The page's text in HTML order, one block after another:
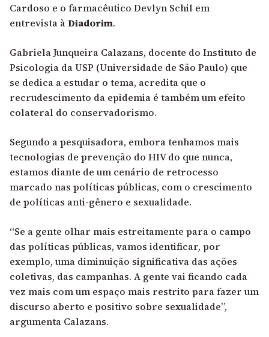
Cardoso e o farmacêutico Devlyn Schil em
entrevista àDiadorim.
Gabriela Junqueira Calazans, docente do Instituto de
Psicologia da USP (Universidade de São Paulo) que
se dedica a estudar o tema, acredita que o
recrudescimento da epidemia é também um efeito
colateral do conservadorismo.
Segundo a pesquisadora, embora tenhamos mais
tecnologias de prevenção do HIVdo que nunca,
estamos diante de um cenário de retrocesso
marcado nas políticas públicas, com o crescimento
de políticas anti-gênero e sexualidade.
“Se a gente olhar mais estreitamente para o campo
das políticas públicas, vamos identificar, por
exemplo, uma diminuição significativa das ações
coletivas, das campanhas. A gente vai ficando cada
vez mais com um espaço mais restrito para fazer um
discurso aberto e positivo sobre sexualidade”,
argumenta Calazans.